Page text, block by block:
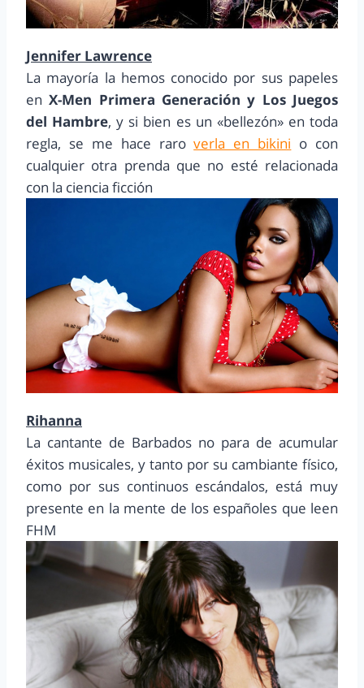
Jennifer Lawrence
La mayoría la hemos conocido por sus papeles
enX-Men Primera Generación y Los Juegos
del Hambre, y si bien es un «bellezón» en toda
regla, se me hace raroverla en bikini o con
cualquier otra prenda que no esté relacionada
con la ciencia ficción
Rihanna
La cantante de Barbados no para de acumular
éxitos musicales, y tanto por su cambiante físico,
como por sus continuos escándalos, está muy
presente en la mente de los españoles que leen
FHM